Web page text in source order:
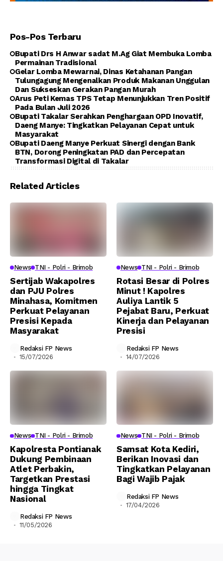
Pos-Pos Terbaru
Bupati Drs H Anwar sadat M.Ag Giat Membuka Lomba
Permainan Tradisional
Gelar Lomba Mewarnai, Dinas Ketahanan Pangan
Tulungagung Mengenalkan Produk Makanan Unggulan
Dan Sukseskan Gerakan Pangan Murah
Arus Peti Kemas TPS Tetap Menunjukkan Tren Positif
Pada Bulan Juli 2026
Bupati Takalar Serahkan Penghargaan OPD Inovatif,
Daeng Manye: Tingkatkan Pelayanan Cepat untuk
Masyarakat
Bupati Daeng Manye Perkuat Sinergi dengan Bank
BTN, Dorong Peningkatan PAD dan Percepatan
Transformasi Digital di Takalar
Related Articles
News TNI - Polri - Brimob
Sertijab Wakapolres
dan PJU Polres
Minahasa, Komitmen
Perkuat Pelayanan
Presisi Kepada
Masyarakat
Redaksi FP News
15/07/2026
News TNI - Polri - Brimob
Rotasi Besar di Polres
Minut ! Kapolres
Auliya Lantik 5
Pejabat Baru, Perkuat
Kinerja dan Pelayanan
Presisi
Redaksi FP News
14/07/2026
News TNI - Polri - Brimob
Kapolresta Pontianak
Dukung Pembinaan
Atlet Perbakin,
Targetkan Prestasi
hingga Tingkat
Nasional
Redaksi FP News
11/05/2026
News TNI - Polri - Brimob
Samsat Kota Kediri,
Berikan Inovasi dan
Tingkatkan Pelayanan
Bagi Wajib Pajak
Redaksi FP News
17/04/2026